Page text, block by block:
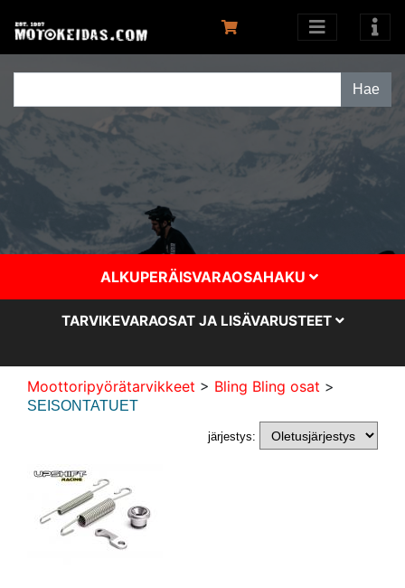
ALKUPERÄISVARAOSAHAKU
TARVIKEVARAOSAT JA LISÄVARUSTEET
Moottoripyörätarvikkeet > Bling Bling osat >
SEISONTATUET
järjestys: